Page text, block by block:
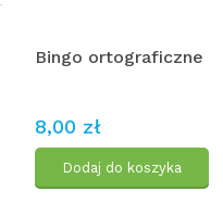
Bingo ortograficzne
8,00 zł
Dodaj do koszyka